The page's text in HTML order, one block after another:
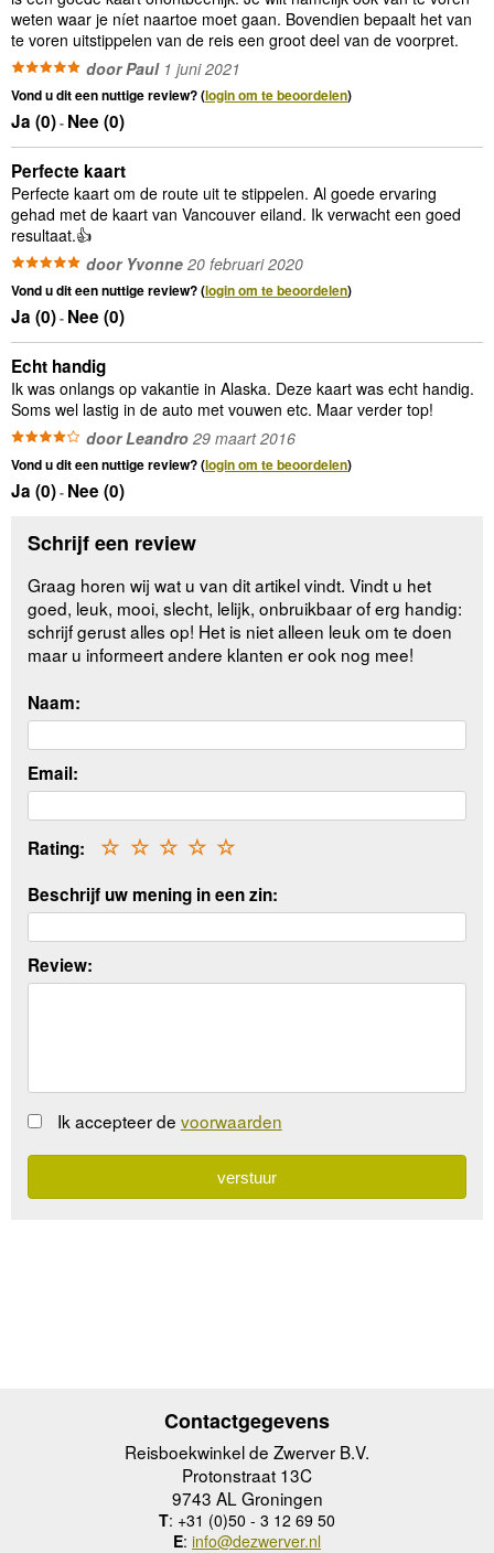
weten waar je níet naartoe moet gaan. Bovendien bepaalt het van
te voren uitstippelen van de reis een groot deel van de voorpret.
door Paul1 juni 2021
Vond u dit een nuttige review? (login om te beoordelen)
Ja (0)- Nee (0)
Perfecte kaart
Perfecte kaart om de route uit te stippelen. Al goede ervaring
gehad met de kaart van Vancouver eiland. Ik verwacht een goed
resultaat.👍
door Yvonne 20 februari 2020
Vond u dit een nuttige review? (login om te beoordelen)
Ja (0)- Nee (0)
Echt handig
Ik was onlangs op vakantie in Alaska. Deze kaart was echt handig.
Soms wel lastig in de auto met vouwen etc. Maar verder top!
door Leandro 29 maart 2016
Vond u dit een nuttige review? (login om te beoordelen)
Ja (0)- Nee (0)
Schrijf een review
Graag horen wij wat u van dit artikel vindt. Vindt u het
goed, leuk, mooi, slecht, lelijk, onbruikbaar of erg handig:
schrijf gerust alles op! Het is niet alleen leuk om te doen
maar u informeert andere klanten er ook nog mee!
Naam:
Email:
Rating: ☆
☆
☆
☆
☆
Beschrijf uw mening in een zin:
Review:
Ik accepteer de voorwaarden
Contactgegevens
Reisboekwinkel de Zwerver B.V.
Protonstraat 13C
9743 AL Groningen
T: +31 (0)50 - 3 12 69 50
E: info@dezwerver.nl